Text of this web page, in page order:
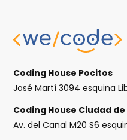
Coding House Pocitos
José Martí 3094 esquina
Coding House Ciudad
Av. del Canal M20 S6